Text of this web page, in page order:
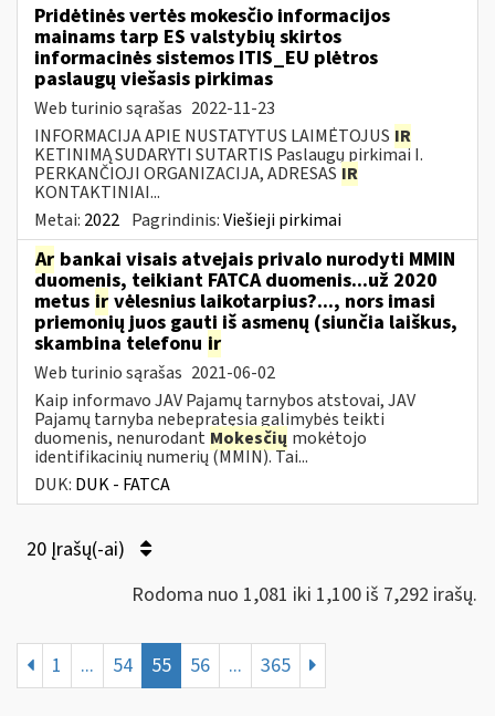
Pridėtinės vertės mokesčio informacijos
mainams tarp ES valstybių skirtos
informacinės sistemos ITIS_EU plėtros
paslaugų viešasis pirkimas
Web turinio sąrašas 2022-11-23
INFORMACIJA APIE NUSTATYTUS LAIMĖTOJUS IR
KETINIMĄ SUDARYTI SUTARTIS Paslaugų pirkimai I.
PERKANČIOJI ORGANIZACIJA, ADRESAS IR
KONTAKTINIAI...
Metai: 2022 Pagrindinis:Viešieji pirkimai
Ar bankai visais atvejais privalo nurodyti MMIN
duomenis, teikiant FATCA duomenis...už 2020
metus ir vėlesnius laikotarpius?..., nors imasi
priemonių juos gauti iš asmenų (siunčia laiškus,
skambina telefonu ir
Web turinio sąrašas 2021-06-02
Kaip informavo JAV Pajamų tarnybos atstovai, JAV
Pajamų tarnyba nebepratęsia galimybės teikti
duomenis, nenurodant Mokesčių mokėtojo
identifikacinių numerių (MMIN). Tai...
DUK: DUK - FATCA
20 Įrašų(-ai)
Rodoma nuo 1,081 iki 1,100 iš 7,292 irašų.
1 ... 54 55 56 ... 365